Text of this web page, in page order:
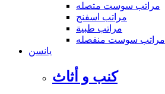
مراتب سوست متصله
مراتب اسفنج
مراتب طبية
مراتب سوست منفصله
يانسن
كنب و أثاث